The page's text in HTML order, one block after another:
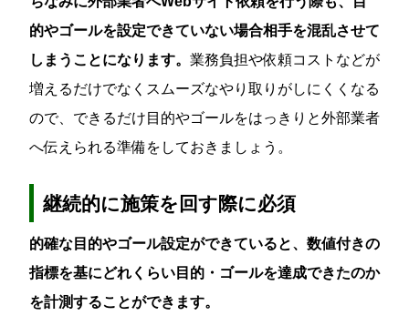
的やゴールを設定できていない場合相手を混乱させて
しまうことになります。 業務負担や依頼コストなどが
増えるだけでなくスムーズなやり取りがしにくくなる
ので、できるだけ目的やゴールをはっきりと外部業者
へ伝えられる準備をしておきましょう。
継続的に施策を回す際に必須
的確な目的やゴール設定ができていると、数値付きの
指標を基にどれくらい目的・ゴールを達成できたのか
を計測することができます。